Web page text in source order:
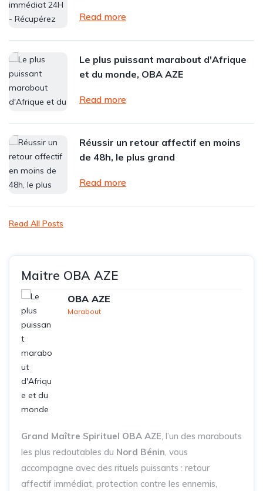
Read more
Le plus puissant marabout d'Afrique
et du monde, OBA AZE
Read more
Réussir un retour affectif en moins
de 48h, le plus grand
Read more
Read All Posts
Maitre OBA AZE
OBA AZE
Marabout
Grand Maître Spirituel OBA AZE, l’un des marabouts
les plus redoutables du Nord Bénin, vous
accompagne avec des rituels puissants : retour
affectif immédiat, protection contre les ennemis,